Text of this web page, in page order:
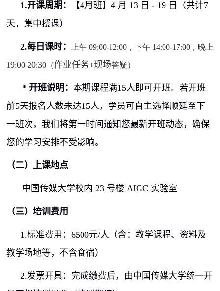
1.开课周期： 【4月班】 4 月 13 日 - 19 日（共计7
天，集中授课）
2.每日课时： 上午 09:00-12:00，下午 14:00-17:00，晚上
19:00-20:30 （作业任务+现场答疑）
* 开班说明：本期课程满15人即可开班。若开班
前5天报名人数未达15人，学员可自主选择顺延至下
一班次，我们将第一时间通知您最新开班动态，确保
您的学习安排不受影响。
（二）上课地点
中国传媒大学校内23 号楼AIGC 实验室
（三）培训费用
1.标准费用： 6500元/人（含：教学课程、资料及
教学场地等，不含食宿）
2.发票开具：完成缴费后，由中国传媒大学统一开